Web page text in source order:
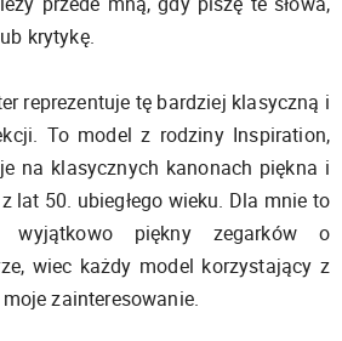
krytykę.
reprezentuje tę bardziej klasyczną i
To model z rodziny Inspiration,
na klasycznych kanonach piękna i
lat 50. ubiegłego wieku. Dla mnie to
wyjątkowo piękny zegarków o
wiec każdy model korzystający z
zainteresowanie.